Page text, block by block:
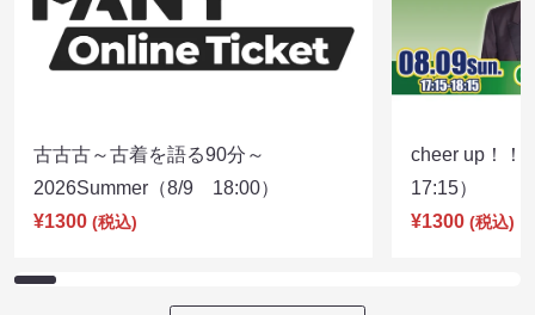
古古古～古着を語る90分～
2026Summer（8/9 18:00）
¥1300 (税込)
cheer up！
17:15）
¥1300 (税込)